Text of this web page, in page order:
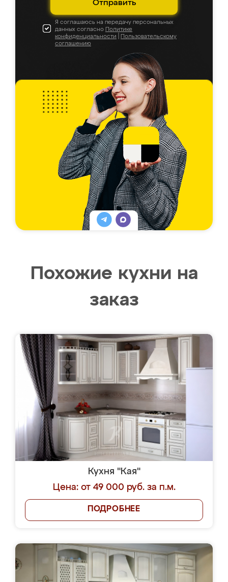
Отправить
Я соглашаюсь на передачу персональных
данных согласно Политике
конфиденциальности
Пользовательскому
соглашению
Похожие кухни на
заказ
Кухня "Кая"
Цена: от 49 000 руб. за п.м.
ПОДРОБНЕЕ